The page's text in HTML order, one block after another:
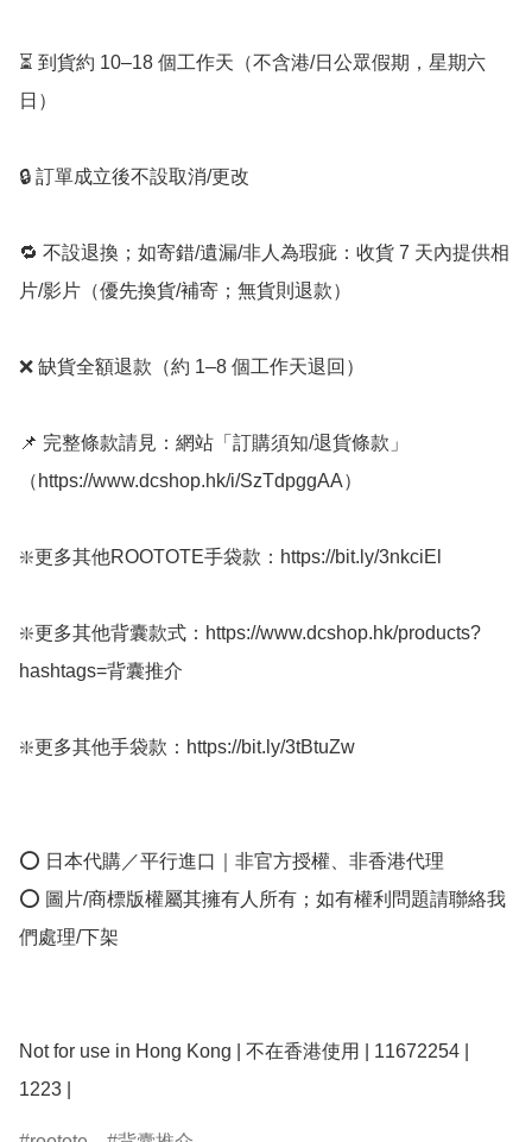
⏳ 到貨約 10–18 個工作天（不含港/日公眾假期，星期六
日）
🔒 訂單成立後不設取消/更改
🔁 不設退換；如寄錯/遺漏/非人為瑕疵：收貨 7 天內提供相
片/影片（優先換貨/補寄；無貨則退款）
❌ 缺貨全額退款（約 1–8 個工作天退回）
📌 完整條款請見：網站「訂購須知/退貨條款」
（https://www.dcshop.hk/i/SzTdpggAA）
❇️更多其他ROOTOTE手袋款：https://bit.ly/3nkciEl
❇️更多其他背囊款式：https://www.dcshop.hk/products?
hashtags=背囊推介
❇️更多其他手袋款：https://bit.ly/3tBtuZw
⭕ 日本代購／平行進口｜非官方授權、非香港代理
⭕ 圖片/商標版權屬其擁有人所有；如有權利問題請聯絡我
們處理/下架
Not for use in Hong Kong | 不在香港使用 | 11672254 |